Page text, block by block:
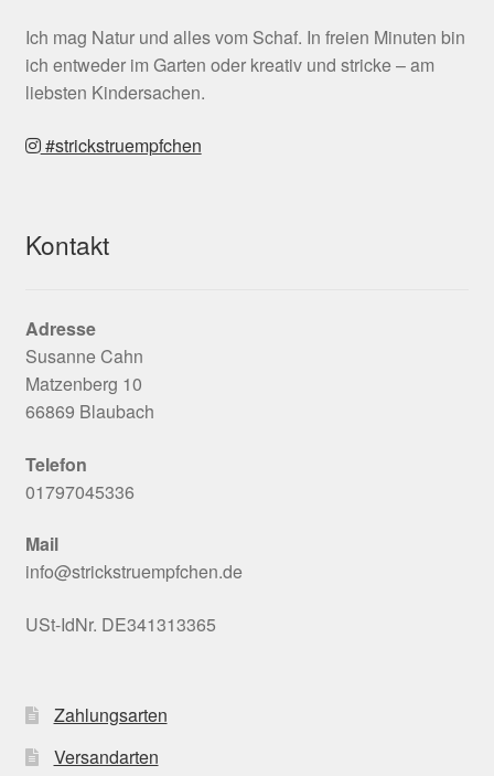
Ich mag Natur und alles vom Schaf. In freien Minuten bin
ich entweder im Garten oder kreativ und stricke – am
liebsten Kindersachen.
#strickstruempfchen
Kontakt
Adresse
Susanne Cahn
Matzenberg 10
66869 Blaubach
Telefon
01797045336
Mail
info@strickstruempfchen.de
USt-IdNr. DE341313365
Zahlungsarten
Versandarten